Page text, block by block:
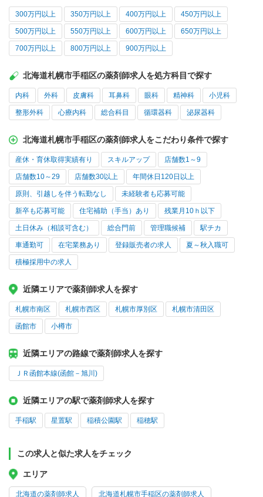
300万円以上 350万円以上 400万円以上 450万円以上
500万円以上 550万円以上 600万円以上 650万円以上
700万円以上 800万円以上 900万円以上
北海道札幌市手稲区の薬剤師求人を処方科目で探す
内科 外科 皮膚科 耳鼻科 眼科 精神科 小児科
整形外科 心療内科 総合科目 循環器科 泌尿器科
北海道札幌市手稲区の薬剤師求人をこだわり条件で探す
産休・育休取得実績有り スキルアップ 店舗数1～9
店舗数10～29 店舗数30以上 年間休日120日以上
原則、引越しを伴う転勤なし 未経験者も応募可能
新卒も応募可能 住宅補助（手当）あり 残業月10ｈ以下
土日休み（相談可含む） 総合門前 管理職候補 駅チカ
車通勤可 在宅業務あり 登録販売者の求人 夏～秋入職可
積極採用中の求人
近隣エリアで薬剤師求人を探す
札幌市南区 札幌市西区 札幌市厚別区 札幌市清田区
函館市 小樽市
近隣エリアの路線で薬剤師求人を探す
ＪＲ函館本線(函館－旭川)
近隣エリアの駅で薬剤師求人を探す
手稲駅 星置駅 稲積公園駅 稲穂駅
この求人と似た求人をチェック
エリア
北海道の薬剤師求人 北海道札幌市手稲区の薬剤師求人